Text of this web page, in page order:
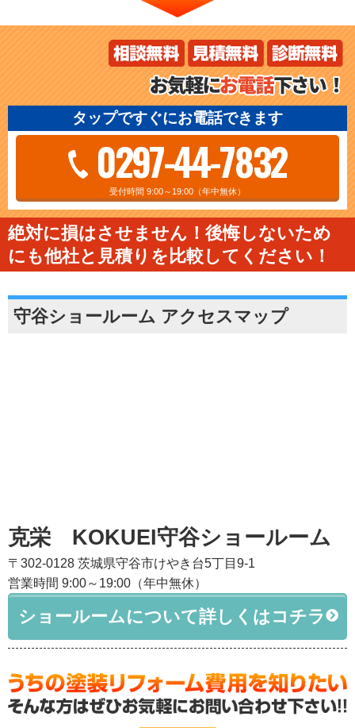
タップですぐにお電話できます
0297-44-7832
受付時間 9:00～19:00（年中無休）
絶対に損はさせません！後悔しないため
にも他社と見積りを比較してください！
守谷ショールーム アクセスマップ
克栄 KOKUEI守谷ショールーム
〒302-0128 茨城県守谷市けやき台5丁目9-1
営業時間 9:00～19:00（年中無休）
ショールームについて詳しくはコチラ